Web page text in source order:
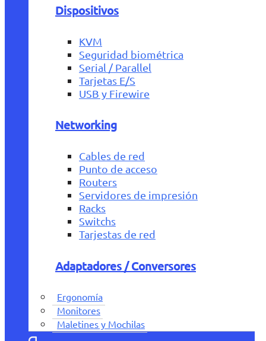
Dispositivos
KVM
Seguridad biométrica
Serial / Parallel
Tarjetas E/S
USB y Firewire
Networking
Cables de red
Punto de acceso
Routers
Servidores de impresión
Racks
Switchs
Tarjestas de red
Adaptadores / Conversores
Ergonomía
Monitores
Maletines y Mochilas